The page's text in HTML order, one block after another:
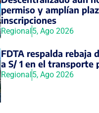
permiso y amplían
inscripciones
Regional 5, Ago 2026
FDTA respalda rebaja
a S/ 1 en el transporte
Regional 5, Ago 2026